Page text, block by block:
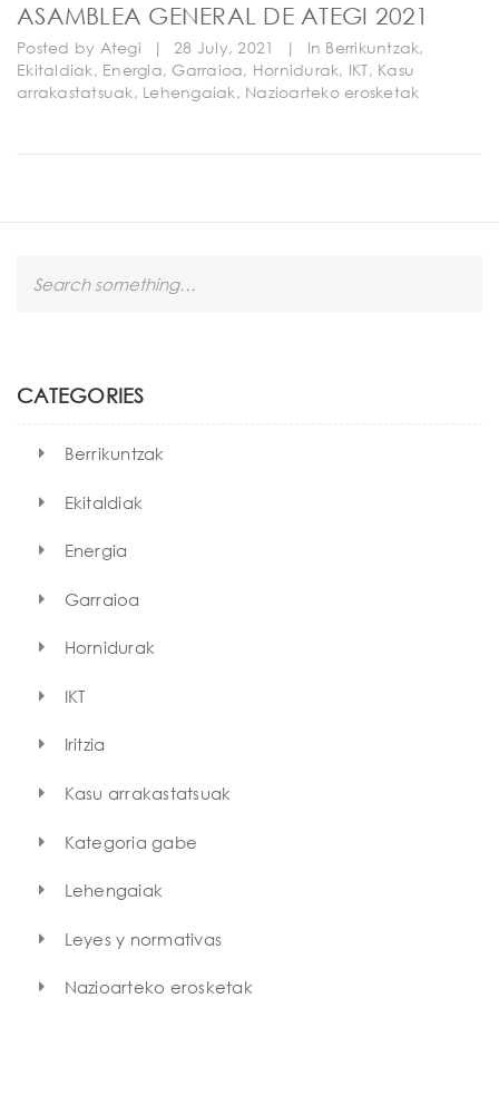
ASAMBLEA GENERAL DE ATEGI 2021
Posted by Ategi | 28 July, 2021 | In Berrikuntzak,
Ekitaldiak, Energia, Garraioa, Hornidurak, IKT, Kasu
arrakastatsuak, Lehengaiak, Nazioarteko erosketak
h
CATEGORIES
Berrikuntzak
Ekitaldiak
Energia
Garraioa
Hornidurak
IKT
Iritzia
Kasu arrakastatsuak
Kategoria gabe
Lehengaiak
Leyes y normativas
Nazioarteko erosketak